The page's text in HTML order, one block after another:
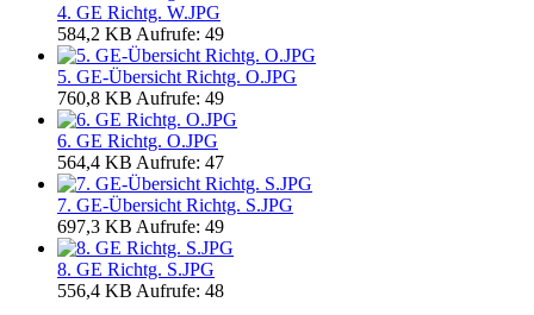
4. GE Richtg. W.JPG
584,2 KB Aufrufe: 49
5. GE-Übersicht Richtg. O.JPG
760,8 KB Aufrufe: 49
6. GE Richtg. O.JPG
564,4 KB Aufrufe: 47
7. GE-Übersicht Richtg. S.JPG
697,3 KB Aufrufe: 49
8. GE Richtg. S.JPG
556,4 KB Aufrufe: 48